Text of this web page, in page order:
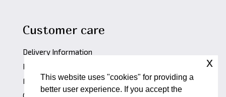
Customer care
Delivery Information
Returns & Refund
FAQ
This website uses "cookies" for providing a
better user experience. If you accept the
x